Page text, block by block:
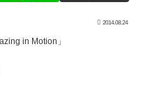
2014.08.24
in Motion」